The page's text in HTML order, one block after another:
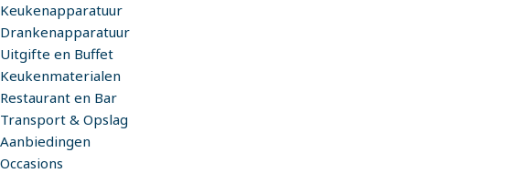
Keukenapparatuur
Drankenapparatuur
Uitgifte en Buffet
Keukenmaterialen
Restaurant en Bar
Transport & Opslag
Aanbiedingen
Occasions